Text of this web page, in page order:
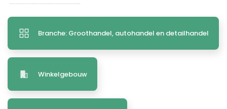
Branche: Groothandel, autohandel en detailhandel
Winkelgebouw